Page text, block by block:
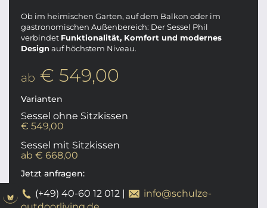
Ob im heimischen Garten, auf dem Balkon oder im
gastronomischen Außenbereich: Der Sessel Phil
verbindet Funktionalität, Komfort und modernes
Design auf höchstem Niveau.
ab € 549,00
Varianten
Sessel ohne Sitzkissen
€ 549,00
Sessel mit Sitzkissen
ab € 668,00
Jetzt anfragen:
(+49) 40-60 12 012 |
info@schulze-